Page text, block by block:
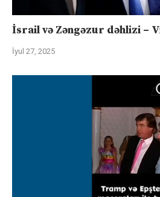
İsrail və Zəngəzur dəhlizi –
İyul 27, 2025